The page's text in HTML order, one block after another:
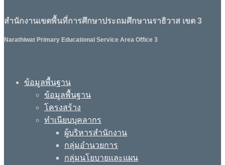
สำนักงานเขตพื้นที่การศึกษาประถมศึกษานราธิวาส เขต 3
Narathiwat Primary Educational Service Area Office 3
ข้อมูลพื้นฐาน
ข้อมูลพื้นฐาน
โครงสร้าง
ทำเนียบบุคลากร
ผู้บริหารสำนักงาน
กลุ่มอำนวยการ
กลุ่มนโยบายและแผน